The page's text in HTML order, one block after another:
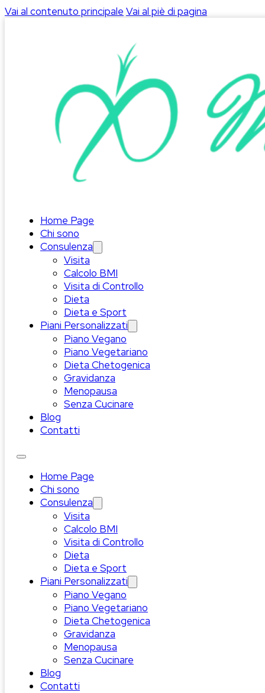
Vai al contenuto principale Vai al piè di pagina
Home Page
Chi sono
Consulenza
Visita
Calcolo BMI
Visita di Controllo
Dieta
Dieta e Sport
Piani Personalizzati
Piano Vegano
Piano Vegetariano
Dieta Chetogenica
Gravidanza
Menopausa
Senza Cucinare
Blog
Contatti
Home Page
Chi sono
Consulenza
Visita
Calcolo BMI
Visita di Controllo
Dieta
Dieta e Sport
Piani Personalizzati
Piano Vegano
Piano Vegetariano
Dieta Chetogenica
Gravidanza
Menopausa
Senza Cucinare
Blog
Contatti